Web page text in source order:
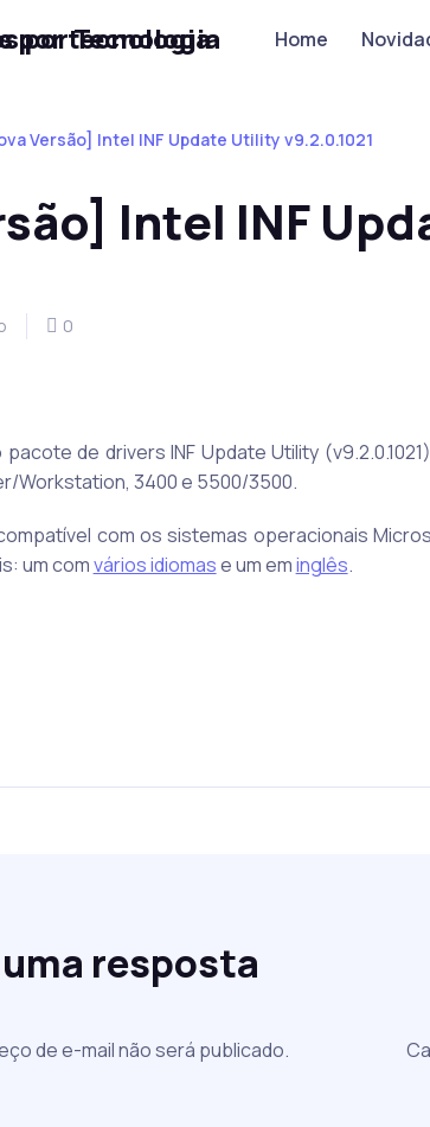
por Tecnologia Home
Versão] Intel INF Update Utility v9.2.0.1021
Intel INF
0
de drivers INF Update Utility
Workstation, 3400 e 5500/3500.
com os sistemas operacionais
um comvários idiomase um eminglês.
resposta
de e-mail não será publicado.